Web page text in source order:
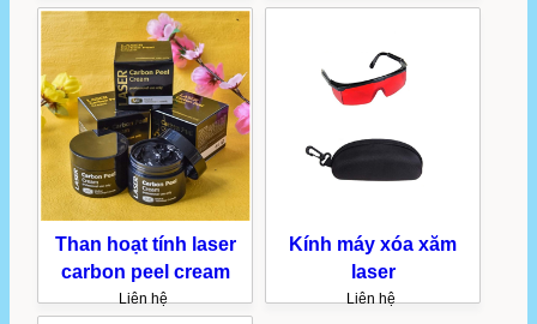
Than hoạt tính laser
carbon peel cream
Liên hệ
Kính máy xóa xăm
laser
Liên hệ